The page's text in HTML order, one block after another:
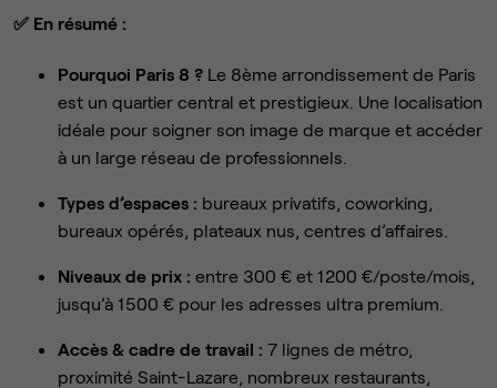
✅ En résumé :
Pourquoi Paris 8 ? Le 8ème arrondissement de Paris
est un quartier central et prestigieux. Une localisation
idéale pour soigner son image de marque et accéder
à un large réseau de professionnels.
Types d’espaces : bureaux privatifs, coworking,
bureaux opérés, plateaux nus, centres d’affaires.
Niveaux de prix : entre 300 € et 1 200 €/poste/mois,
jusqu’à 1 500 € pour les adresses ultra premium.
Accès & cadre de travail : 7 lignes de métro,
proximité Saint-Lazare, nombreux restaurants,